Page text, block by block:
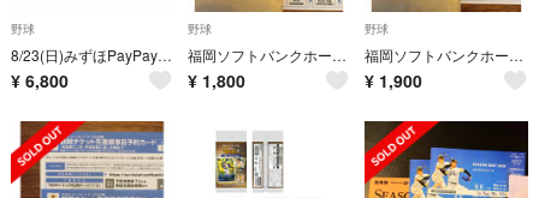
野球
8/23(日)みずほPayPayドーム駐車券
¥ 6,800
野球
福岡ソフトバンクホークス 観戦チケット2枚 先着順事前予約 公式戦
¥ 1,800
野球
福岡ソフトバンクホークス 観戦チケット2枚 先着順事前予約 公式戦
¥ 1,900